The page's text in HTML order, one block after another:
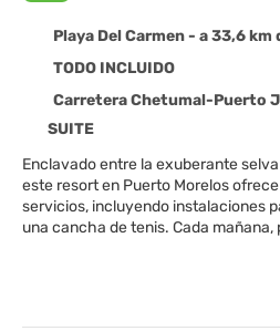
Playa Del Carmen - a 33,6
TODO INCLUIDO
Carretera Chetumal-Puerto Juárez Km.
SUITE
Enclavado entre la exuberante
este resort en Puerto Morelos
servicios, incluyendo instalaciones
una cancha de tenis. Cada
mexicana en el restaurante del
servicio Grand Star, que incluye